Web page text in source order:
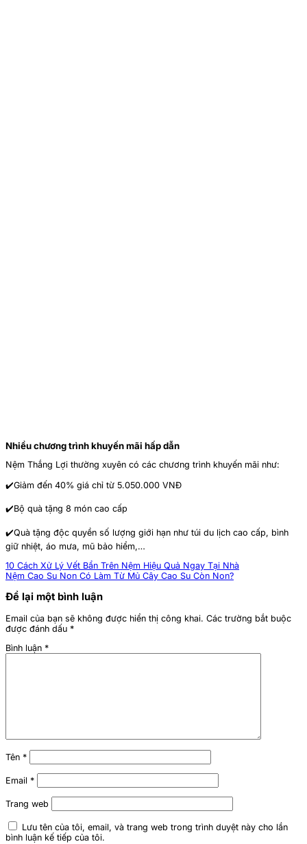
Nhiều chương trình khuyến mãi hấp dẫn
Nệm Thắng Lợi thường xuyên có các chương trình khuyến mãi như:
✔️Giảm đến 40% giá chỉ từ 5.050.000 VNĐ
✔️Bộ quà tặng 8 món cao cấp
✔️Quà tặng độc quyền số lượng giới hạn như túi du lịch cao cấp, bình
giữ nhiệt, áo mưa, mũ bảo hiểm,…
10 Cách Xử Lý Vết Bẩn Trên Nệm Hiệu Quả Ngay Tại Nhà
Nệm Cao Su Non Có Làm Từ Mủ Cây Cao Su Còn Non?
Để lại một bình luận
Email của bạn sẽ không được hiển thị công khai. Các trường bắt buộc
được đánh dấu *
Bình luận *
Tên *
Email *
Trang web
Lưu tên của tôi, email, và trang web trong trình duyệt này cho lần
bình luận kế tiếp của tôi.